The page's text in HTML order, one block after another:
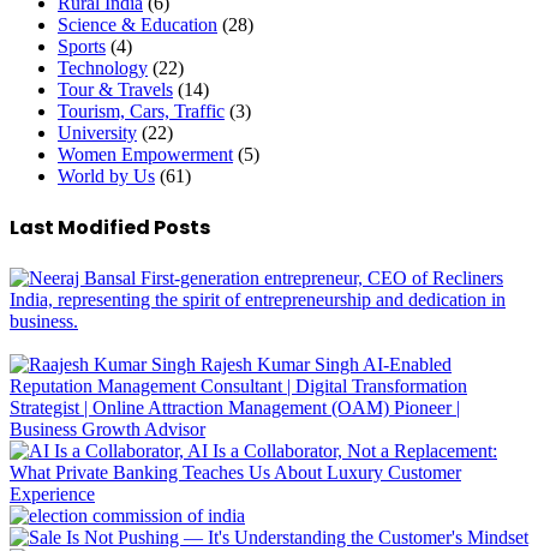
Science & Education (28)
Sports (4)
Technology (22)
Tour & Travels (14)
Tourism, Cars, Traffic (3)
University (22)
Women Empowerment (5)
World by Us (61)
Last Modified Posts